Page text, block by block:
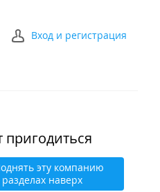
Вход и регистрация
эту компанию
разделах наверх